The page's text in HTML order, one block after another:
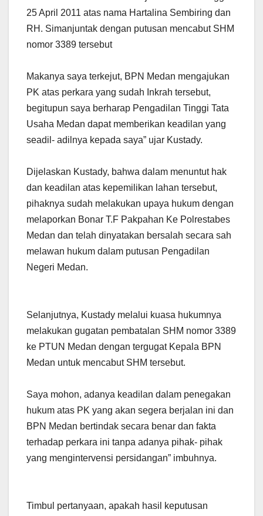
25 April 2011 atas nama Hartalina Sembiring dan
RH. Simanjuntak dengan putusan mencabut SHM
nomor 3389 tersebut
Makanya saya terkejut, BPN Medan mengajukan
PK atas perkara yang sudah Inkrah tersebut,
begitupun saya berharap Pengadilan Tinggi Tata
Usaha Medan dapat memberikan keadilan yang
seadil- adilnya kepada saya” ujar Kustady.
Dijelaskan Kustady, bahwa dalam menuntut hak
dan keadilan atas kepemilikan lahan tersebut,
pihaknya sudah melakukan upaya hukum dengan
melaporkan Bonar T.F Pakpahan Ke Polrestabes
Medan dan telah dinyatakan bersalah secara sah
melawan hukum dalam putusan Pengadilan
Negeri Medan.
Selanjutnya, Kustady melalui kuasa hukumnya
melakukan gugatan pembatalan SHM nomor 3389
ke PTUN Medan dengan tergugat Kepala BPN
Medan untuk mencabut SHM tersebut.
Saya mohon, adanya keadilan dalam penegakan
hukum atas PK yang akan segera berjalan ini dan
BPN Medan bertindak secara benar dan fakta
terhadap perkara ini tanpa adanya pihak- pihak
yang mengintervensi persidangan” imbuhnya.
Timbul pertanyaan, apakah hasil keputusan